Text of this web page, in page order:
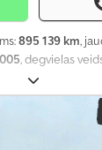
895 139 km,
, degvielas
konfigurācija:
, emisijas klase:
3 700